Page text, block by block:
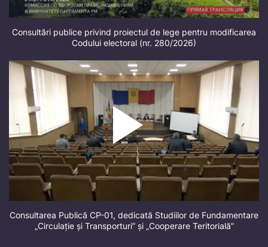
Consultări publice privind proiectul de lege pentru modificarea
Codului electoral (nr. 280/2026)
Consultarea Publică CP-01, dedicată Studiilor de Fundamentare
„Circulație și Transporturi” și „Cooperare Teritorială”